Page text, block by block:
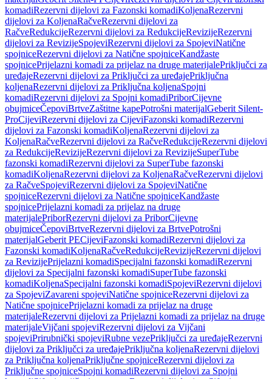
komadiRezervni dijelovi za Fazonski komadiKoljenaRezervni
dijelovi za KoljenaRačveRezervni dijelovi za
RačveRedukcijeRezervni dijelovi za RedukcijeRevizijeRezervni
dijelovi za RevizijeSpojeviRezervni dijelovi za SpojeviNatične
spojniceRezervni dijelovi za Natične spojniceKandžaste
spojnicePrijelazni komadi za prijelaz na druge materijalePriključci za
uređajeRezervni dijelovi za Priključci za uređajePriključna
koljenaRezervni dijelovi za Priključna koljenaSpojni
komadiRezervni dijelovi za Spojni komadiPriborCijevne
obujmiceČepoviBrtveZaštitne kapePotrošni materijalGeberit Silent-
ProCijeviRezervni dijelovi za CijeviFazonski komadiRezervni
dijelovi za Fazonski komadiKoljenaRezervni dijelovi za
KoljenaRačveRezervni dijelovi za RačveRedukcijeRezervni dijelovi
za RedukcijeRevizijeRezervni dijelovi za RevizijeSuperTube
fazonski komadiRezervni dijelovi za SuperTube fazonski
komadiKoljenaRezervni dijelovi za KoljenaRačveRezervni dijelovi
za RačveSpojeviRezervni dijelovi za SpojeviNatične
spojniceRezervni dijelovi za Natične spojniceKandžaste
spojnicePrijelazni komadi za prijelaz na druge
materijalePriborRezervni dijelovi za PriborCijevne
obujmiceČepoviBrtveRezervni dijelovi za BrtvePotrošni
materijalGeberit PECijeviFazonski komadiRezervni dijelovi za
Fazonski komadiKoljenaRačveRedukcijeRevizijeRezervni dijelovi
za RevizijePrijelazni komadiSpecijalni fazonski komadiRezervni
dijelovi za Specijalni fazonski komadiSuperTube fazonski
komadiKoljenaSpecijalni fazonski komadiSpojeviRezervni dijelovi
za SpojeviZavareni spojeviNatične spojniceRezervni dijelovi za
Natične spojnicePrijelazni komadi za prijelaz na druge
materijaleRezervni dijelovi za Prijelazni komadi za prijelaz na druge
materijaleVijčani spojeviRezervni dijelovi za Vijčani
spojeviPrirubnički spojeviRubne vezePriključci za uređajeRezervni
dijelovi za Priključci za uređajePriključna koljenaRezervni dijelovi
za Priključna koljenaPriključne spojniceRezervni dijelovi za
Priključne spojniceSpojni komadiRezervni dijelovi za Spojni